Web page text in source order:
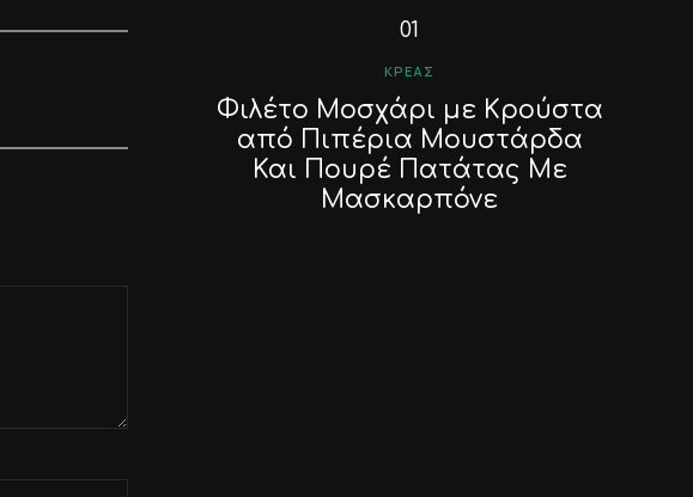
ΚΡΈΑΣ
Φιλέτο Μοσχάρι με Κρούστα
από Πιπέρια Μουστάρδα
Και Πουρέ Πατάτας Με
Μασκαρπόνε